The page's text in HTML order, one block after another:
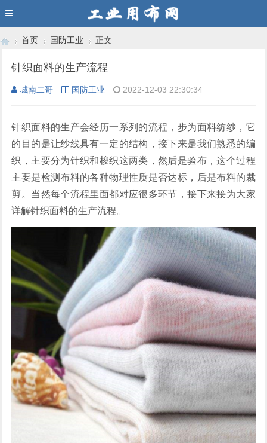
›
首页
›
国防工业
›
正文
针织面料的生产流程
城南二哥 国防工业 2022-12-03 22:30:34
针织面料的生产会经历一系列的流程，步为面料纺纱，它
的目的是让纱线具有一定的结构，接下来是我们熟悉的编
织，主要分为针织和梭织这两类，然后是验布，这个过程
主要是检测布料的各种物理性质是否达标，后是布料的裁
剪。当然每个流程里面都对应很多环节，接下来接为大家
详解针织面料的生产流程。